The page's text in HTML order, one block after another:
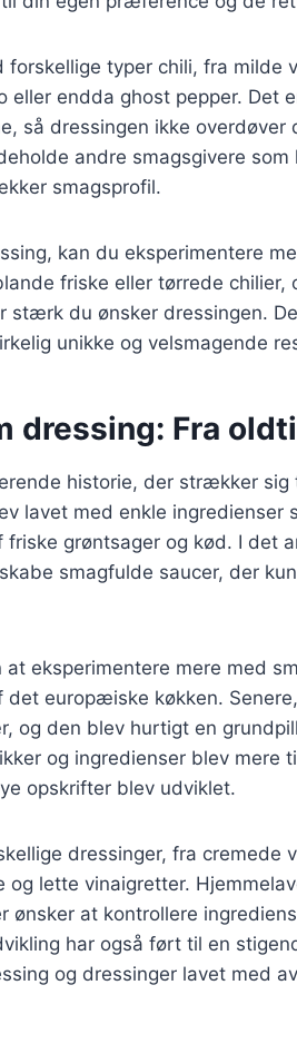
forskellige typer chili, fra milde
eller endda ghost pepper. Det
så dressingen ikke overdøver
andre smagsgivere som
smagsprofil.
kan du eksperimentere
friske eller tørrede chilier,
du ønsker dressingen.
unikke og velsmagende
dressing: Fra
historie, der strækker
lavet med enkle ingredienser
grøntsager og kød. I det
smagfulde saucer, der
eksperimentere mere med
europæiske køkken.
og den blev hurtigt en
og ingredienser blev mere
opskrifter blev udviklet.
dressinger, fra cremede
og lette vinaigretter.
ønsker at kontrollere
har også ført til en
og dressinger lavet med